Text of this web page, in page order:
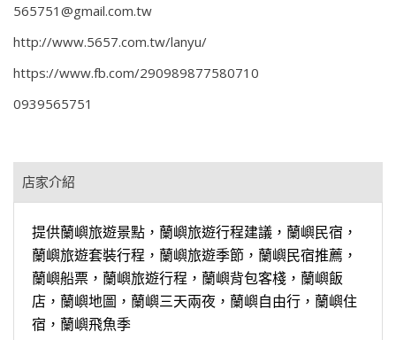
565751@gmail.com.tw
http://www.5657.com.tw/lanyu/
https://www.fb.com/290989877580710
0939565751
店家介紹
提供蘭嶼旅遊景點，蘭嶼旅遊行程建議，蘭嶼民宿，
蘭嶼旅遊套裝行程，蘭嶼旅遊季節，蘭嶼民宿推薦，
蘭嶼船票，蘭嶼旅遊行程，蘭嶼背包客棧，蘭嶼飯
店，蘭嶼地圖，蘭嶼三天兩夜，蘭嶼自由行，蘭嶼住
宿，蘭嶼飛魚季